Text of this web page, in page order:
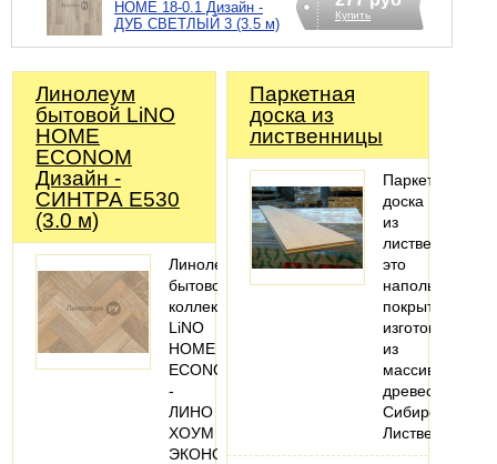
HOME 18-0.1 Дизайн -
ДУБ СВЕТЛЫЙ 3 (3.5 м)
Купить
Линолеум
бытовой LiNO
HOME
ECONOM
Дизайн -
СИНТРА Е530
(3.0 м)
Линолеум
бытовой
коллекции
LiNO
HOME
ECONOM
-
ЛИНО
ХОУМ
ЭКОНОМ
Паркетная
доска из
лиственницы
Паркетная
доска
из
лиственницы
это
напольное
покрытие,
изготовленное
из
массива
древесины
Сибирской
Лиственницы.